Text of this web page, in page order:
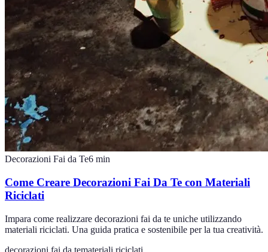
Decorazioni Fai da Te6 min
Come Creare Decorazioni Fai Da Te con Materiali
Riciclati
Impara come realizzare decorazioni fai da te uniche utilizzando
materiali riciclati. Una guida pratica e sostenibile per la tua creatività.
decorazioni fai da temateriali riciclati